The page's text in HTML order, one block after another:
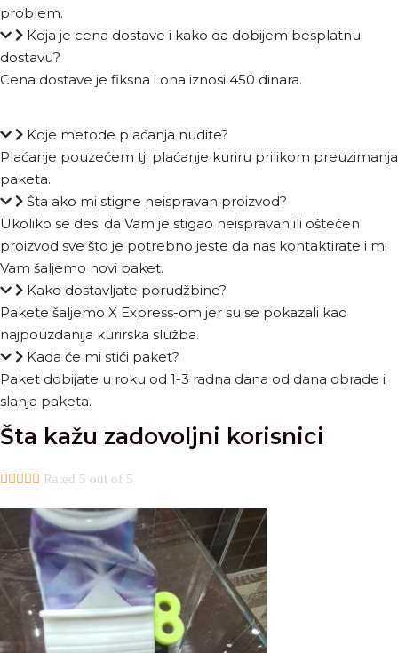
problem.
Koja je cena dostave i kako da dobijem besplatnu
dostavu?
Cena dostave je fiksna i ona iznosi 450 dinara.
Koje metode plaćanja nudite?
Plaćanje pouzećem tj. plaćanje kuriru prilikom preuzimanja
paketa.
Šta ako mi stigne neispravan proizvod?
Ukoliko se desi da Vam je stigao neispravan ili oštećen
proizvod sve što je potrebno jeste da nas kontaktirate i mi
Vam šaljemo novi paket.
Kako dostavljate porudžbine?
Pakete šaljemo X Express-om jer su se pokazali kao
najpouzdanija kurirska služba.
Kada će mi stići paket?
Paket dobijate u roku od 1-3 radna dana od dana obrade i
slanja paketa.
Šta kažu zadovoljni korisnici
     Rated 5 out of 5